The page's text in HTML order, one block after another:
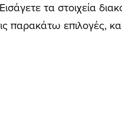
Εισάγετε τα στοιχεία
παρακάτω επιλογές,